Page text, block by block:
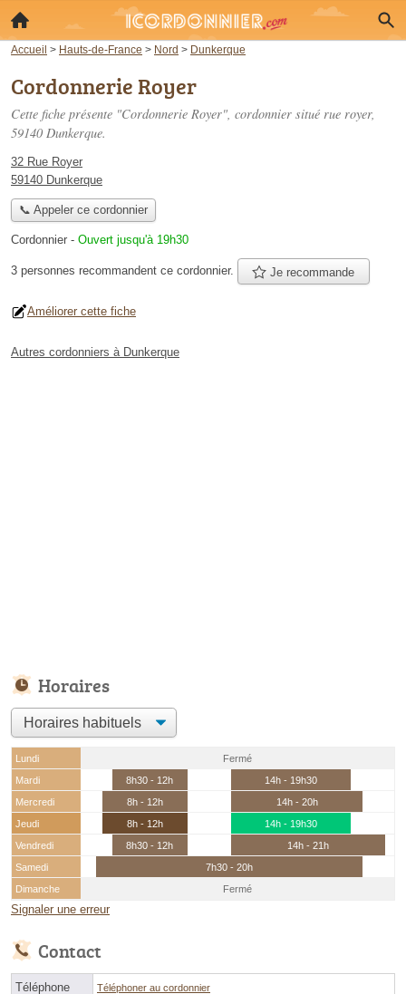
Accueil > Hauts-de-France > Nord > Dunkerque
Cordonnerie Royer
Cette fiche présente "Cordonnerie Royer", cordonnier situé rue royer,
59140 Dunkerque.
32 Rue Royer
59140 Dunkerque
📞 Appeler ce cordonnier
Cordonnier - Ouvert jusqu'à 19h30
3 personnes recommandent ce cordonnier. Je recommande
Améliorer cette fiche
Autres cordonniers à Dunkerque
Horaires
Lundi
Fermé
Mardi
8h30 - 12h
14h - 19h30
Mercredi
8h - 12h
14h - 20h
Jeudi
8h - 12h
14h - 19h30
Vendredi
8h30 - 12h
14h - 21h
Samedi
7h30 - 20h
Dimanche
Fermé
Signaler une erreur
Contact
Téléphone Téléphoner au cordonnier